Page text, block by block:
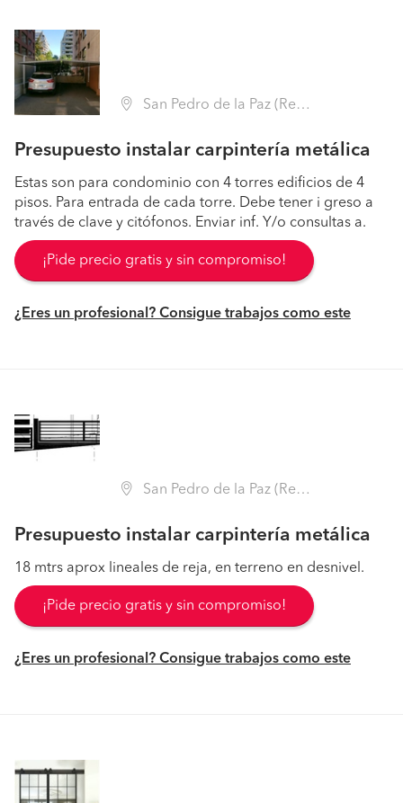
San Pedro de la Paz (Región VIII Biobío - Concepción)
Presupuesto instalar carpintería metálica
Estas son para condominio con 4 torres edificios de 4
pisos. Para entrada de cada torre. Debe tener i greso a
través de clave y citófonos. Enviar inf. Y/o consultas a.
¡Pide precio gratis y sin compromiso!
¿Eres un profesional? Consigue trabajos como este
San Pedro de la Paz (Región VIII Biobío - Concepción)
Presupuesto instalar carpintería metálica
18 mtrs aprox lineales de reja, en terreno en desnivel.
¡Pide precio gratis y sin compromiso!
¿Eres un profesional? Consigue trabajos como este